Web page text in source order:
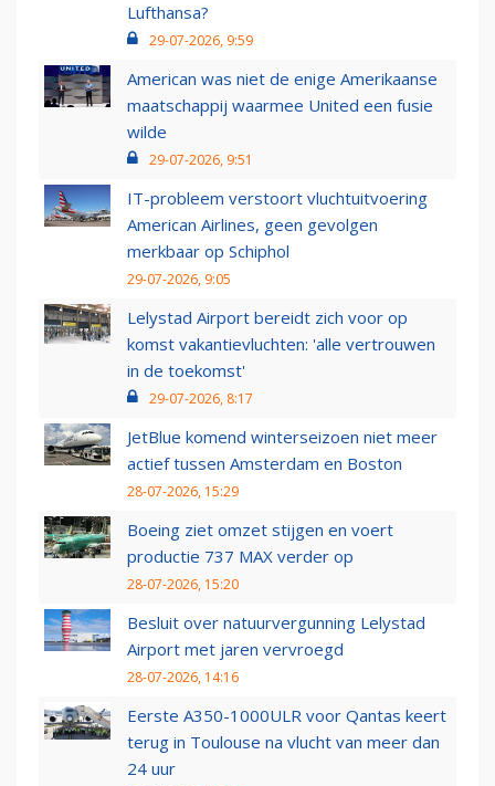
Lufthansa?
29-07-2026, 9:59
American was niet de enige Amerikaanse
maatschappij waarmee United een fusie
wilde
29-07-2026, 9:51
IT-probleem verstoort vluchtuitvoering
American Airlines, geen gevolgen
merkbaar op Schiphol
29-07-2026, 9:05
Lelystad Airport bereidt zich voor op
komst vakantievluchten: 'alle vertrouwen
in de toekomst'
29-07-2026, 8:17
JetBlue komend winterseizoen niet meer
actief tussen Amsterdam en Boston
28-07-2026, 15:29
Boeing ziet omzet stijgen en voert
productie 737 MAX verder op
28-07-2026, 15:20
Besluit over natuurvergunning Lelystad
Airport met jaren vervroegd
28-07-2026, 14:16
Eerste A350-1000ULR voor Qantas keert
terug in Toulouse na vlucht van meer dan
24 uur